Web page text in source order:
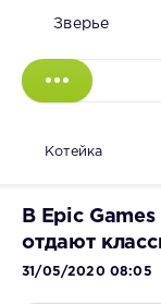
Зверье
Котейка
В Epic
отдают
31/05/2020 08:05